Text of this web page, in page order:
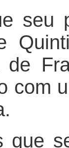
seu
com
que